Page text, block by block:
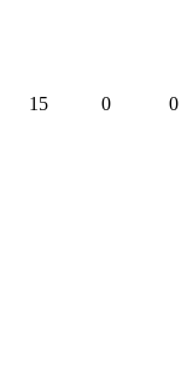
15 0 0